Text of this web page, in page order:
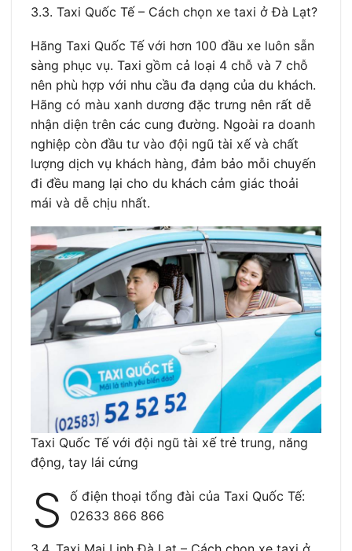
3.3. Taxi Quốc Tế – Cách chọn xe taxi ở Đà Lạt?
Hãng Taxi Quốc Tế với hơn 100 đầu xe luôn sẵn
sàng phục vụ. Taxi gồm cả loại 4 chỗ và 7 chỗ
nên phù hợp với nhu cầu đa dạng của du khách.
Hãng có màu xanh dương đặc trưng nên rất dễ
nhận diện trên các cung đường. Ngoài ra doanh
nghiệp còn đầu tư vào đội ngũ tài xế và chất
lượng dịch vụ khách hàng, đảm bảo mỗi chuyến
đi đều mang lại cho du khách cảm giác thoải
mái và dễ chịu nhất.
Taxi Quốc Tế với đội ngũ tài xế trẻ trung, năng
động, tay lái cứng
S
ố điện thoại tổng đài của Taxi Quốc Tế:
02633 866 866